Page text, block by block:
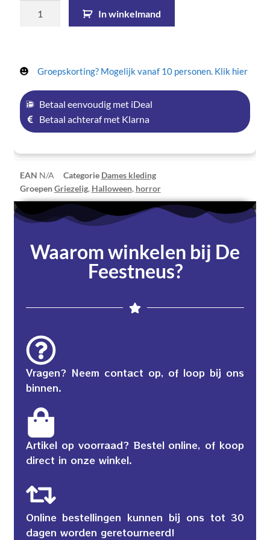
In winkelmand
Groepskorting? Mogelijk vanaf 10 personen. Klik hier
Betaal eenvoudig met iDeal
Betaal achteraf met Klarna
EAN N/A Categorie Dames kleding
GroepenGriezelig, Halloween, horror
Waarom winkelen bij De
Feestneus?
Vragen? Neem contact op, of loop bij ons
binnen.
Artikel op voorraad? Bestel online, of koop
direct in onze winkel.
Online bestellingen kunnen bij ons tot 30
dagen worden geretourneerd!